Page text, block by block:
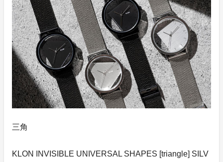
三角
KLON INVISIBLE UNIVERSAL SHAPES [triangle] SILV